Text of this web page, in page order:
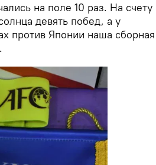
на поле 10 раз. На счету
девять побед, а у
против Японии наша сборная